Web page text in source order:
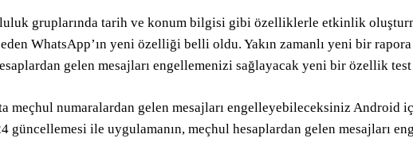
gruplarında tarih ve konum bilgisi gibi özelliklerle etkinlik
WhatsApp’ın yeni özelliği belli oldu. Yakın zamanlı yeni bir
gelen mesajları engellemenizi sağlayacak yeni bir özellik
meçhul numaralardan gelen mesajları engelleyebileceksiniz Android
güncellemesi ile uygulamanın, meçhul hesaplardan gelen mesajları